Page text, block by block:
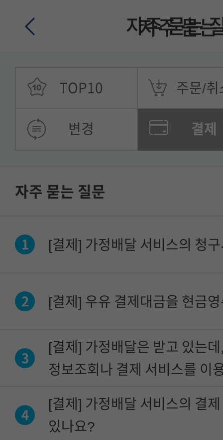
자주 묻는
자주 묻는
TOP10 주문/취
변경 결제
자주 묻는 질문
1 [결제] 가정배달 서비스의 청
2 [결제] 우유 결제대금을 현금
3
[결제] 가정배달은 받고 있는
정보조회나 결제 서비스를 이
4
[결제] 가정배달 서비스의 결
있나요?